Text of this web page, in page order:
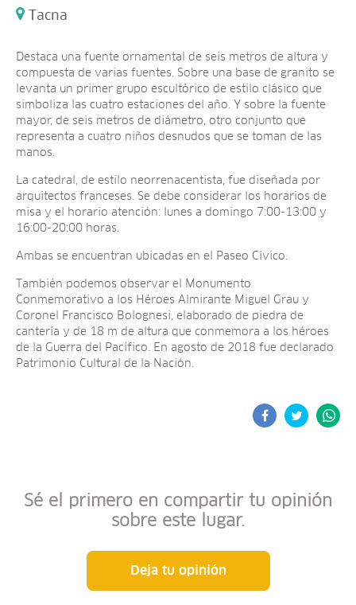
Tacna
Destaca una fuente ornamental de seis metros de altura y
compuesta de varias fuentes. Sobre una base de granito se
levanta un primer grupo escultórico de estilo clásico que
simboliza las cuatro estaciones del año. Y sobre la fuente
mayor, de seis metros de diámetro, otro conjunto que
representa a cuatro niños desnudos que se toman de las
manos.
La catedral, de estilo neorrenacentista, fue diseñada por
arquitectos franceses. Se debe considerar los horarios de
misa y el horario atención: lunes a domingo 7:00-13:00 y
16:00-20:00 horas.
Ambas se encuentran ubicadas en el Paseo Cívico.
También podemos observar el Monumento
Conmemorativo a los Héroes Almirante Miguel Grau y
Coronel Francisco Bolognesi, elaborado de piedra de
cantería y de 18 m de altura que conmemora a los héroes
de la Guerra del Pacífico. En agosto de 2018 fue declarado
Patrimonio Cultural de la Nación.
Sé el primero en compartir tu opinión
sobre este lugar.
Deja tu opinión